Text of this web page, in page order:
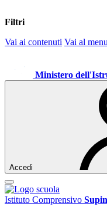
Filtri
Vai ai contenuti Vai al
Ministero
Accedi
Istituto Comprensivo